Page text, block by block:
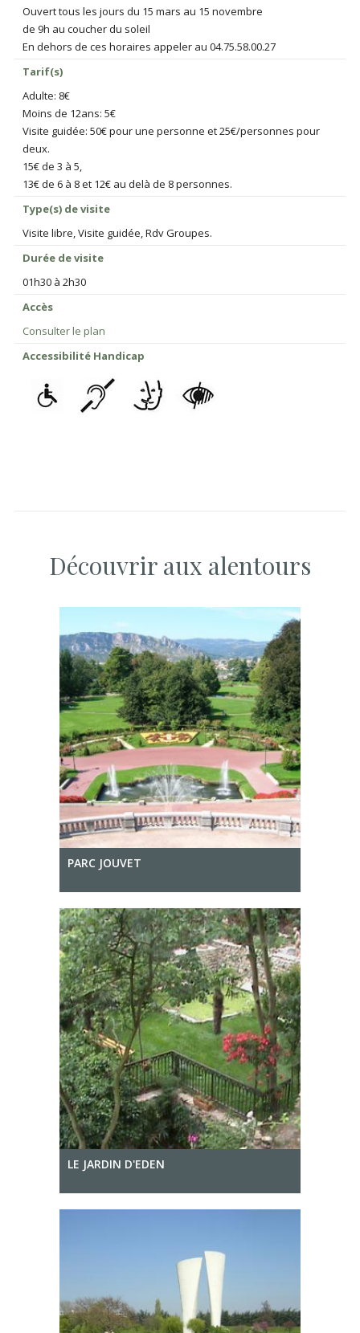
Ouvert tous les jours du 15 mars au 15 novembre
de 9h au coucher du soleil
En dehors de ces horaires appeler au 04.75.58.00.27
Tarif(s)
Adulte: 8€
Moins de 12ans: 5€
Visite guidée: 50€ pour une personne et 25€/personnes pour
deux.
15€ de 3 à 5,
13€ de 6 à 8 et 12€ au delà de 8 personnes.
Type(s) de visite
Visite libre, Visite guidée, Rdv Groupes.
Durée de visite
01h30 à 2h30
Accès
Consulter le plan
Accessibilité Handicap
Découvrir aux alentours
PARC JOUVET
LE JARDIN D'EDEN